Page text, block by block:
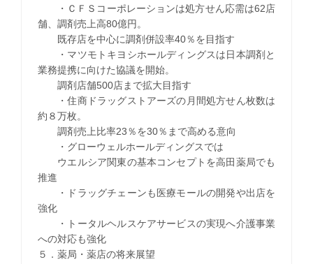
・ＣＦＳコーポレーションは処方せん応需は62店
舗、調剤売上高80億円。
既存店を中心に調剤併設率40％を目指す
・マツモトキヨシホールディングスは日本調剤と
業務提携に向けた協議を開始。
調剤店舗500店まで拡大目指す
・住商ドラッグストアーズの月間処方せん枚数は
約８万枚。
調剤売上比率23％を30％まで高める意向
・グローウェルホールディングスでは
ウエルシア関東の基本コンセプトを高田薬局でも
推進
・ドラッグチェーンも医療モールの開発や出店を
強化
・トータルヘルスケアサービスの実現へ介護事業
への対応も強化
５．薬局・薬店の将来展望